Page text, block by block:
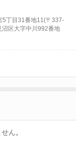
5丁目31番地11(〒337-
区大字中川992番地
ん。